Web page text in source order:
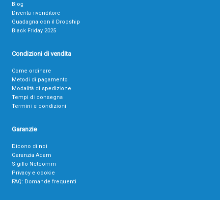
Blog
Diventa rivenditore
Guadagna con il Dropship
Black Friday 2025
Condizioni di vendita
Come ordinare
Metodi di pagamento
Modalità di spedizione
Tempi di consegna
Termini e condizioni
Garanzie
Dicono di noi
Garanzia Adam
Sigillo Netcomm
Privacy e cookie
FAQ: Domande frequenti